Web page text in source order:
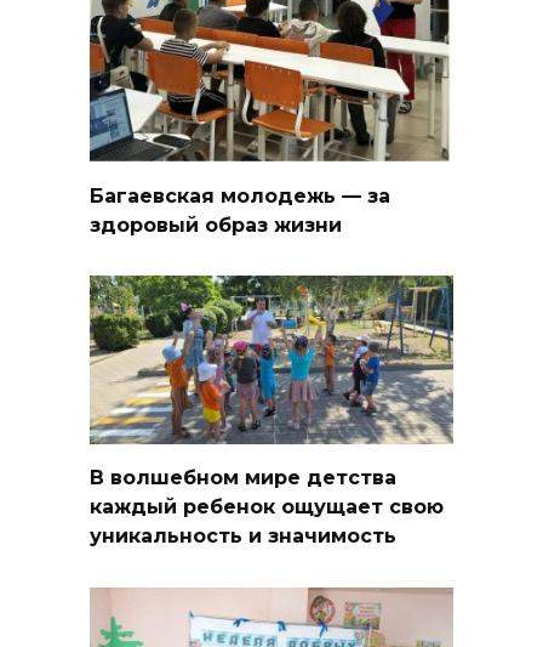
Багаевская молодежь — за
здоровый образ жизни
В волшебном мире детства
каждый ребенок ощущает свою
уникальность и значимость